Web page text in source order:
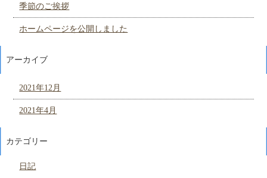
季節のご挨拶
ホームページを公開しました
アーカイブ
2021年12月
2021年4月
カテゴリー
日記